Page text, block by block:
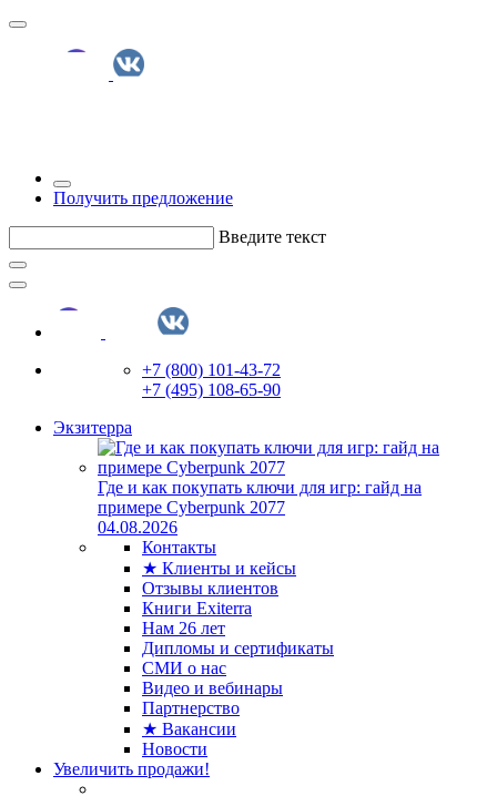
Получить предложение
Введите текст
+7 (800) 101-43-72
+7 (495) 108-65-90
Экзитерра
Где и как покупать ключи для игр: гайд на
примере Cyberpunk 2077
04.08.2026
Контакты
★ Клиенты и кейсы
Отзывы клиентов
Книги Exiterra
Нам 26 лет
Дипломы и сертификаты
СМИ о нас
Видео и вебинары
Партнерство
★ Вакансии
Новости
Увеличить продажи!